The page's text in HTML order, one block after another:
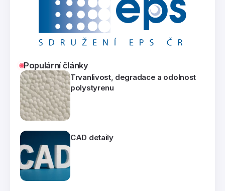
Populární články
Trvanlivost, degradace a odolnost
polystyrenu
CAD detaily